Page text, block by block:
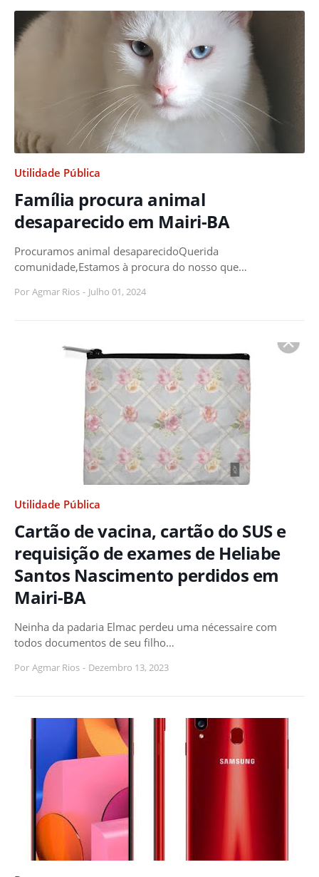
Utilidade Pública
Família procura animal
desaparecido em Mairi-BA
Procuramos animal desaparecidoQuerida
comunidade,Estamos à procura do nosso que…
Por Agmar Rios - Julho 01, 2024
Utilidade Pública
Cartão de vacina, cartão do SUS e
requisição de exames de Heliabe
Santos Nascimento perdidos em
Mairi-BA
Neinha da padaria Elmac perdeu uma nécessaire com
todos documentos de seu filho…
Por Agmar Rios - Dezembro 13, 2023